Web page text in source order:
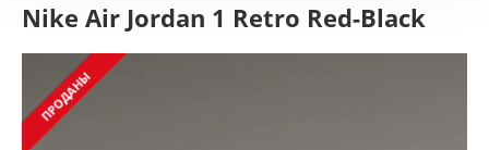
Nike Air Jordan 1 Retro Red-Black
ПРОДАНЫ